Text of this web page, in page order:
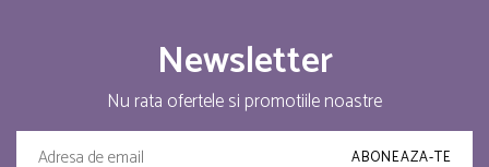
Newsletter
Nu rata ofertele si promotiile noastre